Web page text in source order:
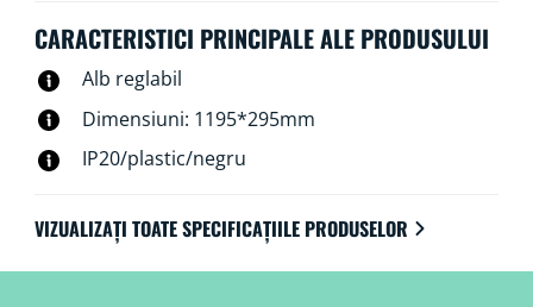
CARACTERISTICI PRINCIPALE ALE PRODUSULUI
Alb reglabil
Dimensiuni: 1195*295mm
IP20/plastic/negru
VIZUALIZAȚI TOATE SPECIFICAȚIILE PRODUSELOR